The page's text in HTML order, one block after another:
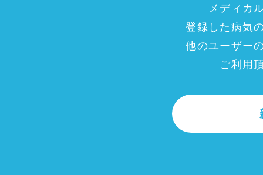
メディカ
登録した病気
他のユーザー
ご利用